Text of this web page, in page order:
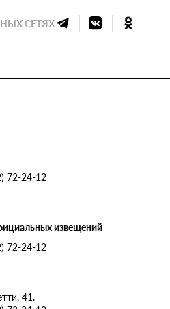
СЕТЯХ
72-24-12
извещений
72-24-12
41.